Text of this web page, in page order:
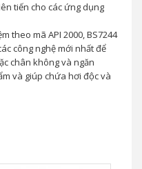
tiến cho các ứng dụng
theo mã API 2000, BS7244
công nghệ mới nhất để
chân không và ngăn
và giúp chứa hơi độc và